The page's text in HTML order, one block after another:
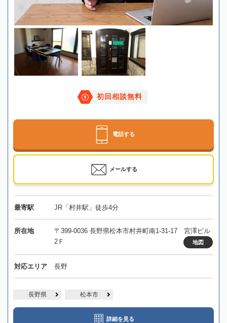
初回相談無料
電話する
メールする
最寄駅 JR「村井駅」徒歩4分
所在地
〒399-0036 長野県松本市村井町南1-31-17 宮澤ビル
2Ｆ
地図
対応エリア 長野
長野県 松本市
詳細を見る